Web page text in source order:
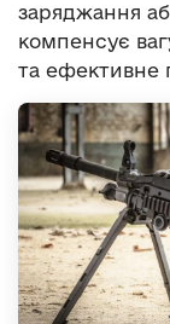
заряджання
компенсує
та ефективне